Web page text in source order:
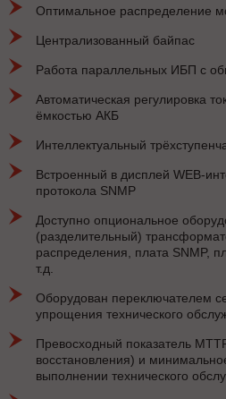
Оптимальное распределение
Централизованный байпас
Работа параллельных ИБП с
Автоматическая регулировка
ёмкостью АКБ
Интеллектуальный
Встроенный в дисплей WEB-
протокола SNMP
Доступно опциональное
(разделительный)
распределения, плата SNMP,
т.д.
Оборудован переключателем
упрощения технического
Превосходный показатель
восстановления) и
выполнении технического